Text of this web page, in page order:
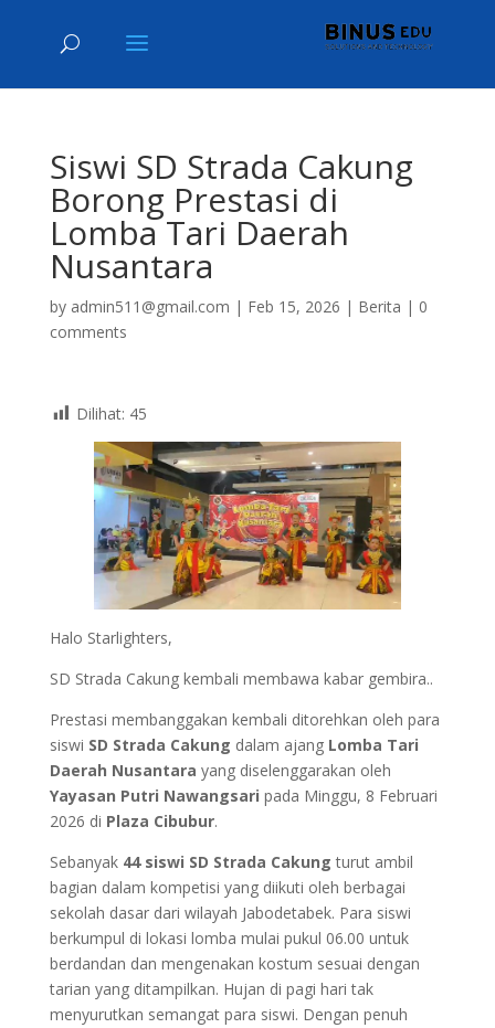
Siswi SD Strada Cakung
Borong Prestasi di
Lomba Tari Daerah
Nusantara
by admin511@gmail.com | Feb 15, 2026 | Berita | 0
comments
Dilihat: 45
Halo Starlighters,
SD Strada Cakung kembali membawa kabar gembira..
Prestasi membanggakan kembali ditorehkan oleh para
siswi SD Strada Cakung dalam ajang Lomba Tari
Daerah Nusantara yang diselenggarakan oleh
Yayasan Putri Nawangsari pada Minggu, 8 Februari
2026 di Plaza Cibubur.
Sebanyak 44 siswi SD Strada Cakung turut ambil
bagian dalam kompetisi yang diikuti oleh berbagai
sekolah dasar dari wilayah Jabodetabek. Para siswi
berkumpul di lokasi lomba mulai pukul 06.00 untuk
berdandan dan mengenakan kostum sesuai dengan
tarian yang ditampilkan. Hujan di pagi hari tak
menyurutkan semangat para siswi. Dengan penuh